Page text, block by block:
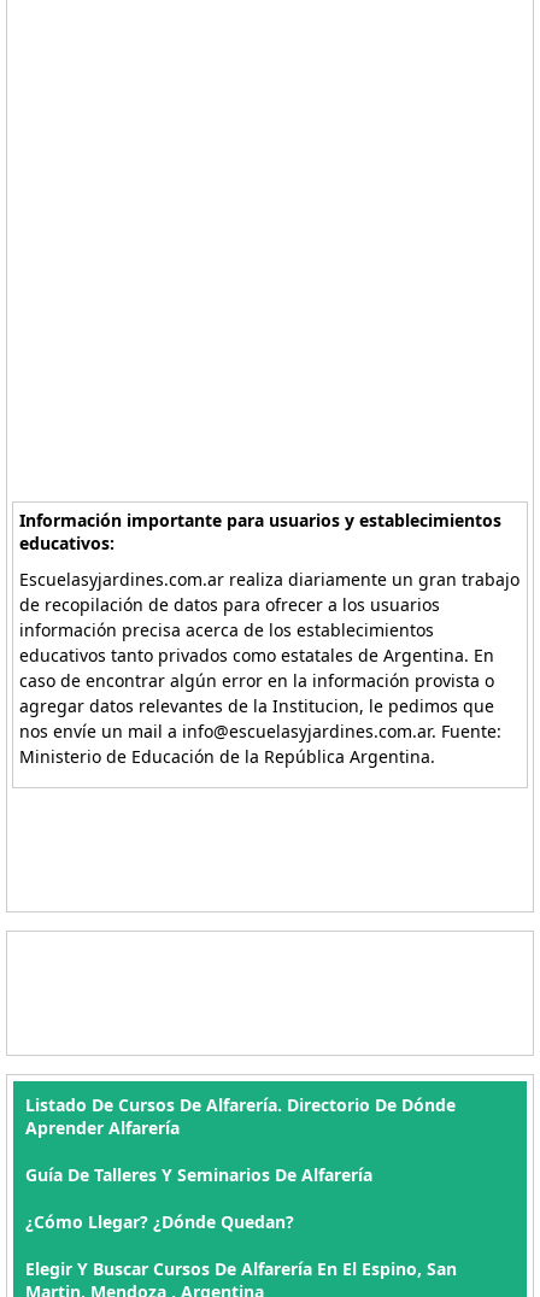
Información importante para usuarios y establecimientos
educativos:
Escuelasyjardines.com.ar realiza diariamente un gran trabajo
de recopilación de datos para ofrecer a los usuarios
información precisa acerca de los establecimientos
educativos tanto privados como estatales de Argentina. En
caso de encontrar algún error en la información provista o
agregar datos relevantes de la Institucion, le pedimos que
nos envíe un mail a info@escuelasyjardines.com.ar. Fuente:
Ministerio de Educación de la República Argentina.
Listado De Cursos De Alfarería. Directorio De Dónde
Aprender Alfarería
Guía De Talleres Y Seminarios De Alfarería
¿Cómo Llegar? ¿Dónde Quedan?
Elegir Y Buscar Cursos De Alfarería En El Espino, San
Martin, Mendoza , Argentina